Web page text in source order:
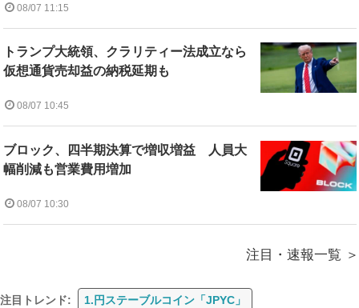
08/07 11:15
トランプ大統領、クラリティー法成立なら
仮想通貨売却益の納税延期も
08/07 10:45
ブロック、四半期決算で増収増益 人員大
幅削減も営業費用増加
08/07 10:30
注目・速報一覧
注目トレンド: 1.円ステーブルコイン「JPYC」